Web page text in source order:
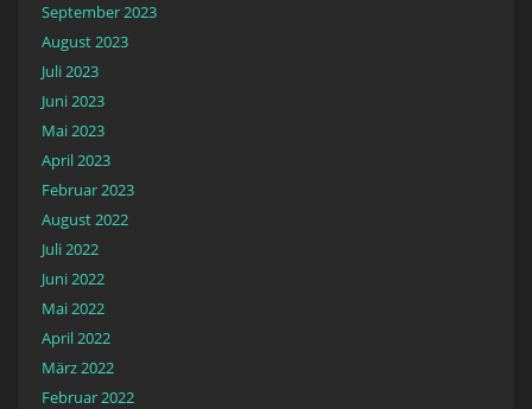
September 2023
August 2023
Juli 2023
Juni 2023
Mai 2023
April 2023
Februar 2023
August 2022
Juli 2022
Juni 2022
Mai 2022
April 2022
März 2022
Februar 2022